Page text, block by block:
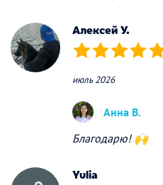
Алексей У.
(*) (*) (*) (*) (*)
июль 2026
Анна В.
Благодарю! 🙌
Yulia